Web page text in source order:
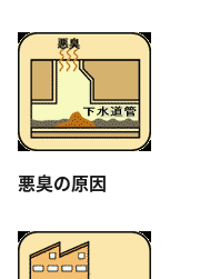
悪臭の原因